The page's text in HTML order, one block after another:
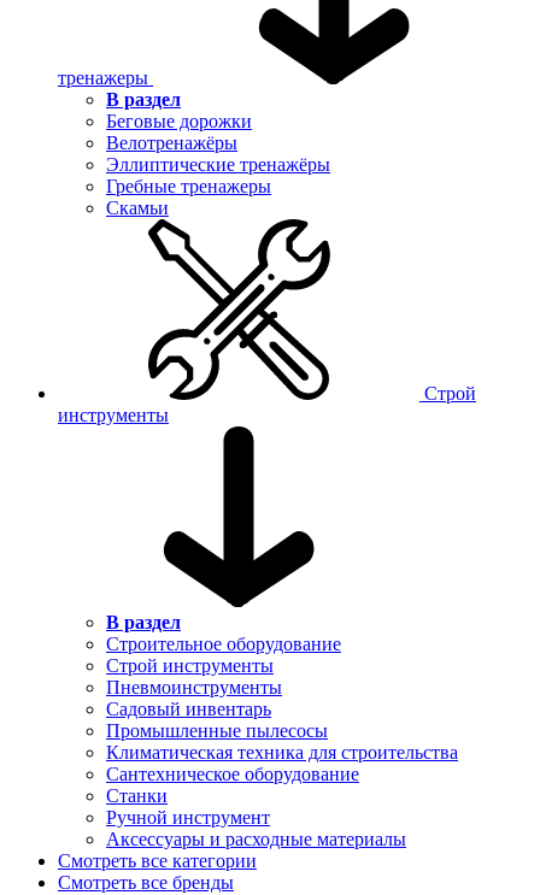
тренажеры
В раздел
Беговые дорожки
Велотренажёры
Эллиптические тренажёры
Гребные тренажеры
Скамьи
Строй
инструменты
В раздел
Строительное оборудование
Строй инструменты
Пневмоинструменты
Садовый инвентарь
Промышленные пылесосы
Климатическая техника для строительства
Сантехническое оборудование
Станки
Ручной инструмент
Аксессуары и расходные материалы
Смотреть все категории
Смотреть все бренды